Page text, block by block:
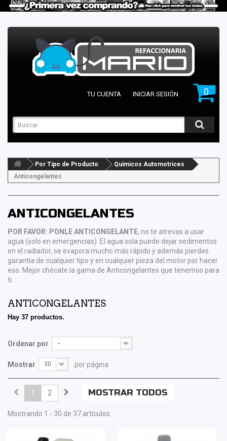
0
TU CUENTA INICIAR SESIÓN
Por Tipo de Producto
Quimicos Automotrices
Anticongelantes
ANTICONGELANTES
POR FAVOR: PONLE ANTICONGELANTE, no te atrevas a usar
agua (solo en emergencias). El agua sola puede dejar sedimentos
en el radiador, se evapora mucho más rápido y además pierdes
garantía de cualquier tipo y en cualquier pieza del motor por hacer
eso. Mejor chécate la gama de Anticongelantes que tenemos para
ti.
ANTICONGELANTES
Hay 37 productos.
Ordenar por --
Mostrar 30 por página
MOSTRAR TODOS
1 2
Mostrando 1 - 30 de 37 artículos